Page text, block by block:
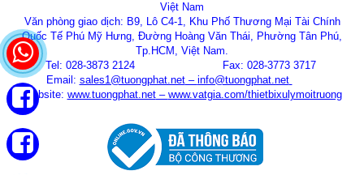
Việt Nam
Văn phòng giao dịch: B9, Lô C4-1, Khu Phố Thương Mại Tài Chính
Quốc Tế Phú Mỹ Hưng, Đường Hoàng Văn Thái, Phường Tân Phú,
Tp.HCM, Việt Nam.
Tel: 028-3873 2124 Fax: 028-3773 3717
Email: sales1@tuongphat.net– info@tuongphat.net
Website: www.tuongphat.net– www.vatgia.com/thietbixulymoitruong